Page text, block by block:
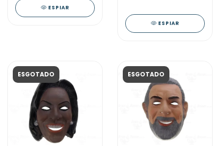
ESPIAR
ESPIAR
ESGOTADO ESGOTADO